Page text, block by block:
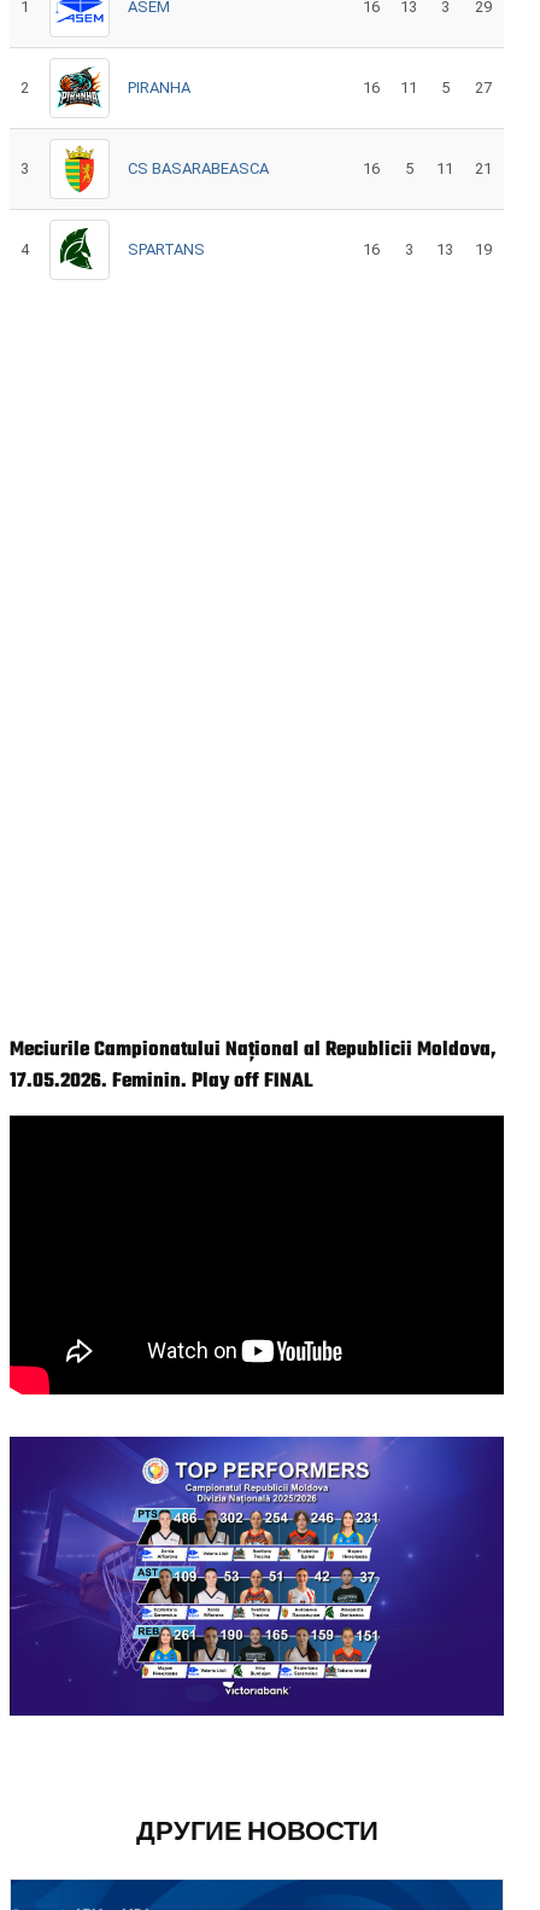
1 ASEM 16 13 3 29
2 PIRANHA 16 11 5 27
3 CS BASARABEASCA 16 5 11 21
4 SPARTANS 16 3 13 19
Meciurile Campionatului Național al Republicii Moldova,
17.05.2026. Feminin. Play off FINAL
ДРУГИЕ НОВОСТИ